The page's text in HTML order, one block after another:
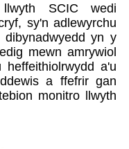
SCIC wedi
sy'n adlewyrchu
yn y
mewn amrywiol
a'u
a ffefrir gan
monitro llwyth